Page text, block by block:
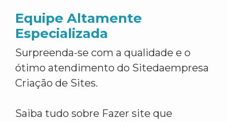
Equipe Altamente
Especializada
Surpreenda-se com a qualidade e o
ótimo atendimento do Sitedaempresa
Criação de Sites.
Saiba tudo sobre Fazer site que